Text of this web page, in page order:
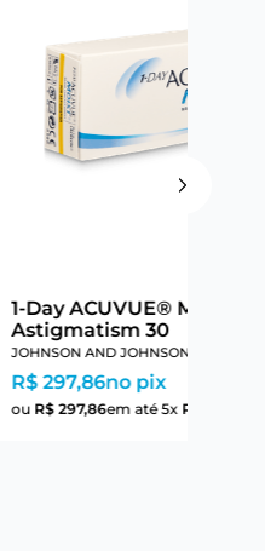
1-Day ACUVUE® Moist
Astigmatism 30
JOHNSON AND JOHNSON
R$ 297,86no pix
ou R$ 297,86em até5x R$